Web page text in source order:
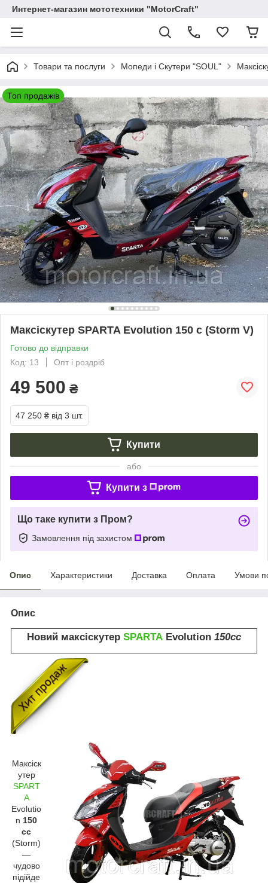
Интернет-магазин мототехники "MotorCraft"
Товари та послуги Мопеди і Скутери "SOUL"
Топ продажів
Максіскутер SPARTA Evolution 150 c (Storm V)
Готово до відправки
Код: 13
Опт і роздріб
49 500 ₴
47 250 ₴ від 3 шт.
Купити
або
Купити з
Що таке купити з Пром?
Замовлення під захистом
Опис Характеристики Доставка Оплата Умови
Опис
Новий максіскутер SPARTA Evolution 150cc
Максіск
утер
SPART
A
Evolutio
n 150
cc
(Storm)
—
чудово
підійде